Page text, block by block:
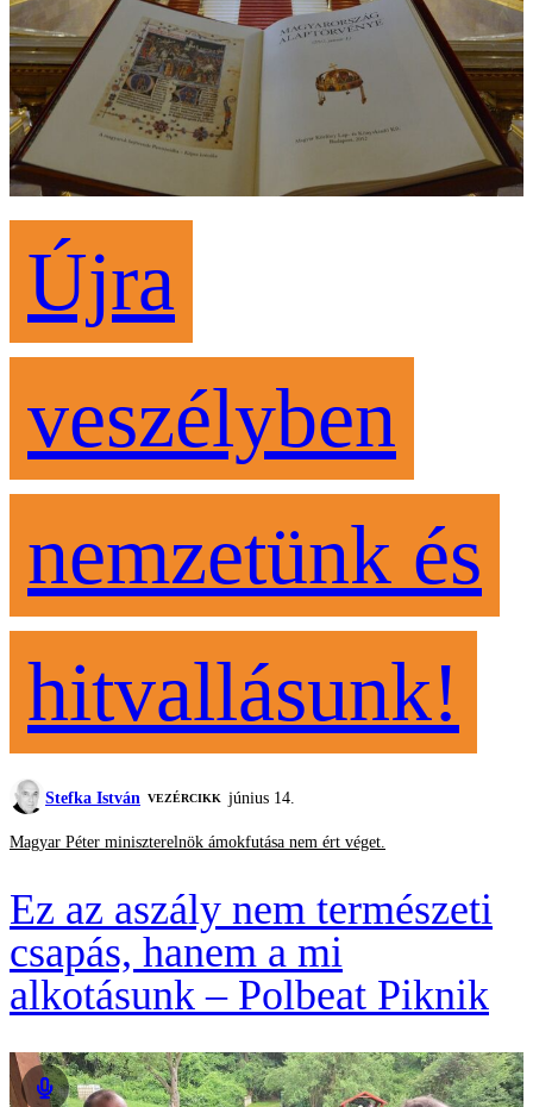
Újra
veszélyben
nemzetünk és
hitvallásunk!
Stefka István VEZÉRCIKK június 14.
Magyar Péter miniszterelnök ámokfutása nem ért véget.
Ez az aszály nem természeti
csapás, hanem a mi
alkotásunk – Polbeat Piknik